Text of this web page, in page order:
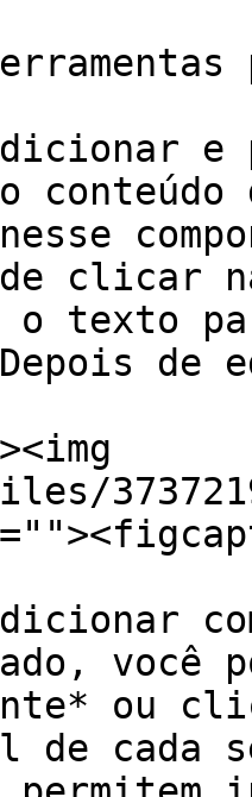
e
clicar
texto
de
você
ou
cada